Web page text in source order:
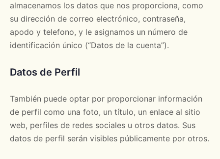
almacenamos los datos que nos proporciona, como
su dirección de correo electrónico, contraseña,
apodo y telefono, y le asignamos un número de
identificación único (“Datos de la cuenta”).
Datos de Perfil
También puede optar por proporcionar información
de perfil como una foto, un título, un enlace al sitio
web, perfiles de redes sociales u otros datos. Sus
datos de perfil serán visibles públicamente por otros.